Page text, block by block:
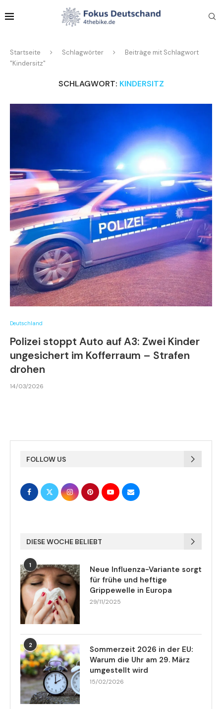
Startseite Schlagwörter
Beiträge mit Schlagwort
"Kindersitz"
SCHLAGWORT: KINDERSITZ
Deutschland
Polizei stoppt Auto auf A3: Zwei Kinder
ungesichert im Kofferraum – Strafen
drohen
14/03/2026
FOLLOW US
DIESE WOCHE BELIEBT
1
Neue Influenza-Variante sorgt
für frühe und heftige
Grippewelle in Europa
29/11/2025
2
Sommerzeit 2026 in der EU:
Warum die Uhr am 29. März
umgestellt wird
15/02/2026